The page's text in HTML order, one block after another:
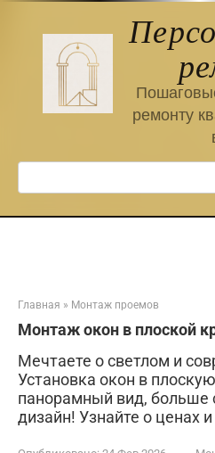
ремонту
Поиск:
Главная » Монтаж проемов
Монтаж окон в плоской
Мечтаете о светлом и
Установка окон в
панорамный вид, больше
дизайн! Узнайте о ценах